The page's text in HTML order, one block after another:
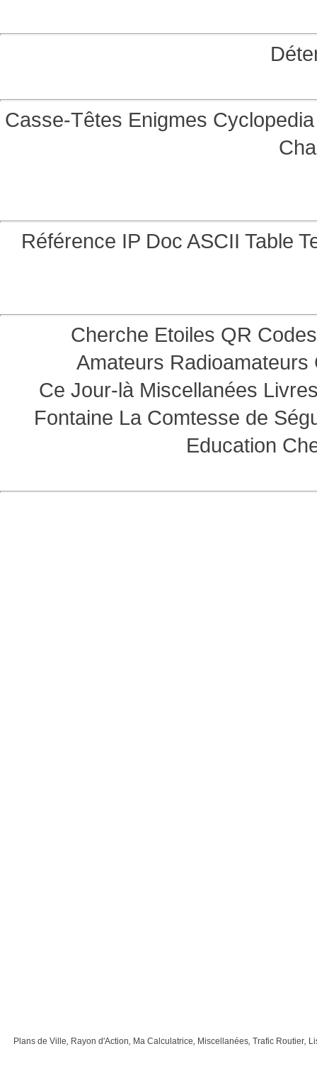
Casse-Têtes Enigmes
Référence IP Doc ASCII Table
Cherche Etoiles QR Codes
Amateurs Radioamateurs
Ce Jour-là Miscellanées
Fontaine La Comtesse de
Education
Plans de Ville, Rayon d'Action, Ma Calculatrice, Miscellanées, Trafic Routier,